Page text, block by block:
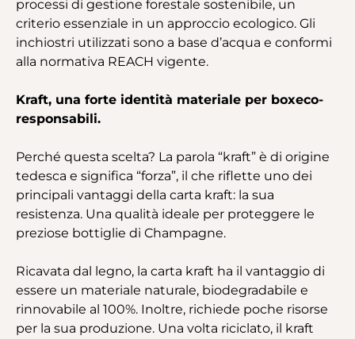
processi di gestione forestale sostenibile, un
criterio essenziale in un approccio ecologico. Gli
inchiostri utilizzati sono a base d’acqua e conformi
alla normativa REACH vigente.
Kraft, una forte identità materiale per boxeco-
responsabili.
Perché questa scelta? La parola “kraft” è di origine
tedesca e significa “forza”, il che riflette uno dei
principali vantaggi della carta kraft: la sua
resistenza. Una qualità ideale per proteggere le
preziose bottiglie di Champagne.
Ricavata dal legno, la carta kraft ha il vantaggio di
essere un materiale naturale, biodegradabile e
rinnovabile al 100%. Inoltre, richiede poche risorse
per la sua produzione. Una volta riciclato, il kraft